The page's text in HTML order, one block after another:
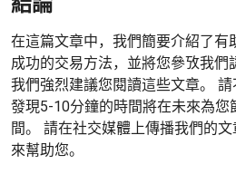
在這篇文章中，我們簡要介紹了有
成功的交易方法，並將您參攷我們
我們強烈建議您閱讀這些文章。
發現5-10分鐘的時間將在未來為您
間。 請在社交媒體上傳播我們的
來幫助您。